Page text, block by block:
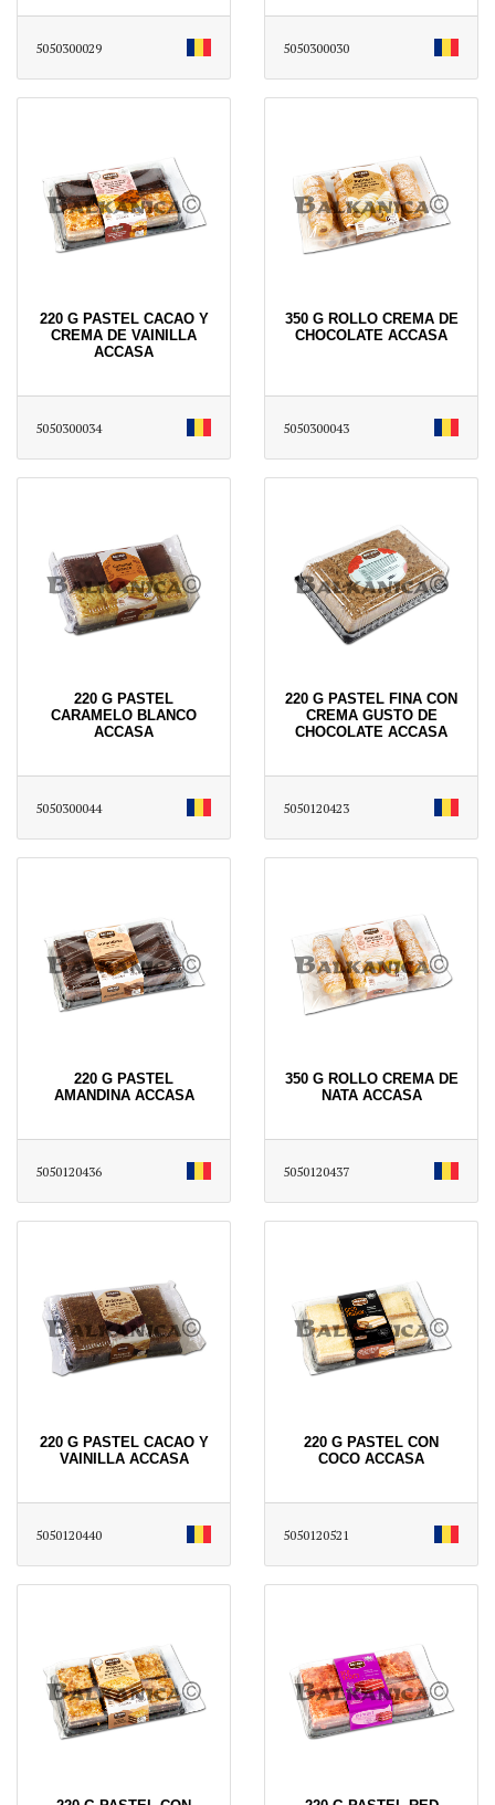
5050300029 5050300030
220 G PASTEL CACAO Y
CREMA DE VAINILLA
ACCASA
5050300034
350 G ROLLO CREMA DE
CHOCOLATE ACCASA
5050300043
220 G PASTEL
CARAMELO BLANCO
ACCASA
5050300044
220 G PASTEL FINA CON
CREMA GUSTO DE
CHOCOLATE ACCASA
5050120423
220 G PASTEL
AMANDINA ACCASA
5050120436
350 G ROLLO CREMA DE
NATA ACCASA
5050120437
220 G PASTEL CACAO Y
VAINILLA ACCASA
5050120440
220 G PASTEL CON
COCO ACCASA
5050120521